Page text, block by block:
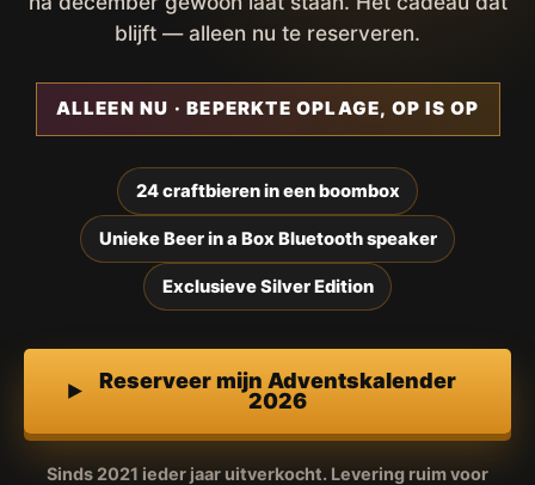
blijft — alleen nu te reserveren.
ALLEEN NU · BEPERKTE OPLAGE, OP IS OP
24 craftbieren in een boombox
Unieke Beer in a Box Bluetooth speaker
Exclusieve Silver Edition
Reserveer mijn Adventskalender
2026
Sinds 2021 ieder jaar uitverkocht. Levering ruim voor